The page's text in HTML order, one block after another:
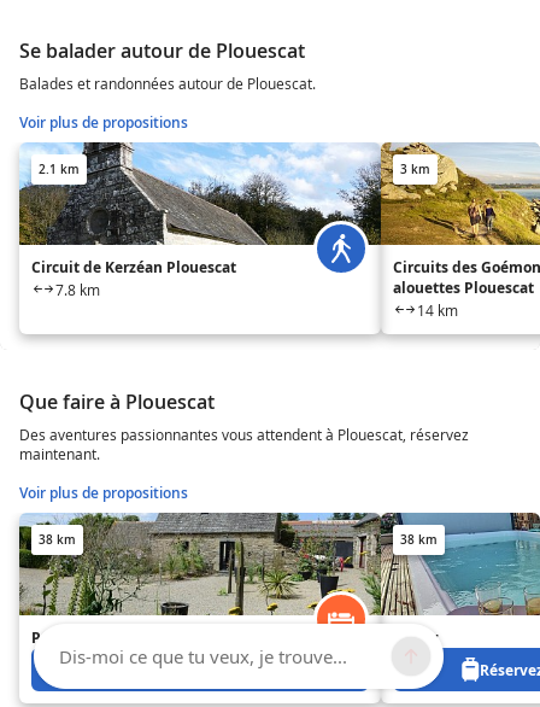
Se balader autour de Plouescat
Balades et randonnées autour de Plouescat.
Voir plus de propositions
2.1 km
Circuit de Kerzéan Plouescat
7.8 km
3 km
Circuits des
alouettes Plouescat
14 km
Que faire à Plouescat
Des aventures passionnantes vous attendent à Plouescat, réservez
maintenant.
Voir plus de propositions
38 km
Pen Ty
Réservez à partir de 250 €
38 km
Ty Coz
Dis-moi ce que tu veux, je trouve...